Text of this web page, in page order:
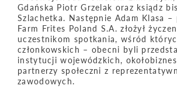
Gdańska Piotr Grzelak oraz ksiądz
Szlachetka. Następnie Adam Klasa –
Farm Frites Poland S.A. złożył
uczestnikom spotkania, wśród
członkowskich – obecni byli
instytucji wojewódzkich,
partnerzy społeczni z
zawodowych.